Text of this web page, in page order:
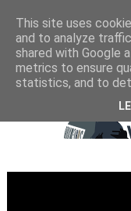
This site uses
and to analyze
shared with Google
metrics to ensure
statistics, and to